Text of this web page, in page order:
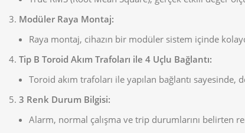
Modüler Raya Montaj:
Raya montaj, cihazın bir modüler sistem içinde
Tip B Toroid Akım Trafoları ile 4 Uçlu Bağlantı:
Toroid akım trafoları ile yapılan bağlantı
3 Renk Durum Bilgisi:
Alarm, normal çalışma ve trip durumlarını belirten